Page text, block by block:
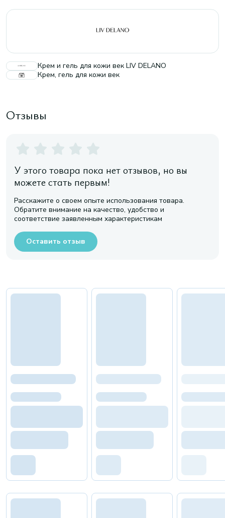
Крем и гель для кожи век LIV DELANO
Крем, гель для кожи век
Отзывы
У этого товара пока нет отзывов, но вы
можете стать первым!
Расскажите о своем опыте использования товара.
Обратите внимание на качество, удобство и
соответствие заявленным характеристикам
Оставить отзыв